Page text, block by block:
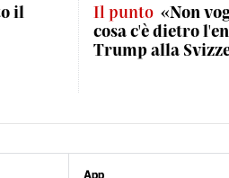
il
Il punto «Non
cosa c'è dietro
Trump alla
App